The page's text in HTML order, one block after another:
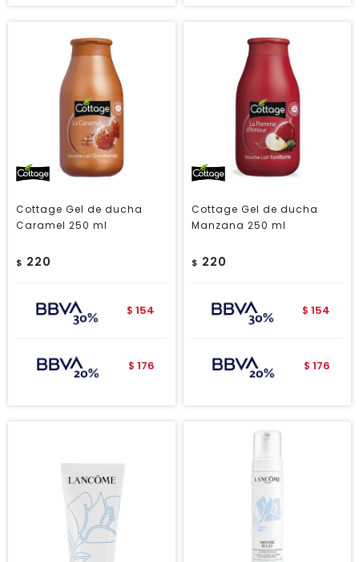
Cottage Gel de ducha
Caramel 250 ml
$ 220
$ 154
$ 176
Cottage Gel de ducha
Manzana 250 ml
$ 220
$ 154
$ 176